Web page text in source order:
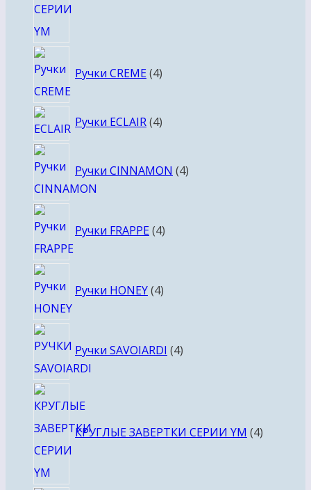
Ручки CREME 4товара
Ручки ECLAIR 44
Ручки CINNAMON 4товара
Ручки FRAPPE 4товара
Ручки HONEY 4товара
Ручки SAVOIARDI 4товара
КРУГЛЫЕ ЗАВЕРТКИ СЕРИИ YM 4